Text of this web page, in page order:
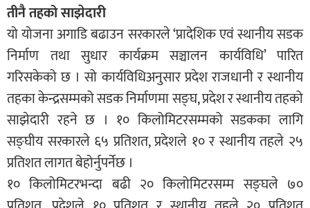
तीनै तहको साझेदारी
यो योजना अगाडि बढाउन सरकारले ‘प्रादेशिक एवं स्थानीय सडक
निर्माण तथा सुधार कार्यक्रम सञ्चालन कार्यविधि’ पारित
गरिसकेको छ । सो कार्यविधिअनुसार प्रदेश राजधानी र स्थानीय
तहका केन्द्रसम्मको सडक निर्माणमा सङ्घ, प्रदेश र स्थानीय तहको
साझेदारी रहने छ । १० किलोमिटरसम्मको सडकका लागि
सङ्घीय सरकारले ६५ प्रतिशत, प्रदेशले १० र स्थानीय तहले २५
प्रतिशत लागत बेहोर्नुपर्नेछ ।
१० किलोमिटरभन्दा बढी २० किलोमिटरसम्म सङ्घले ७०